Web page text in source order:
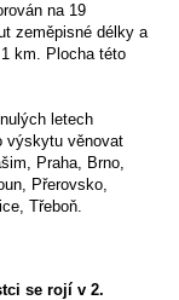
na 19
zeměpisné délky a
km. Plocha této
letech
výskytu věnovat
Praha, Brno,
Přerovsko,
Třeboň.
se rojí v 2.